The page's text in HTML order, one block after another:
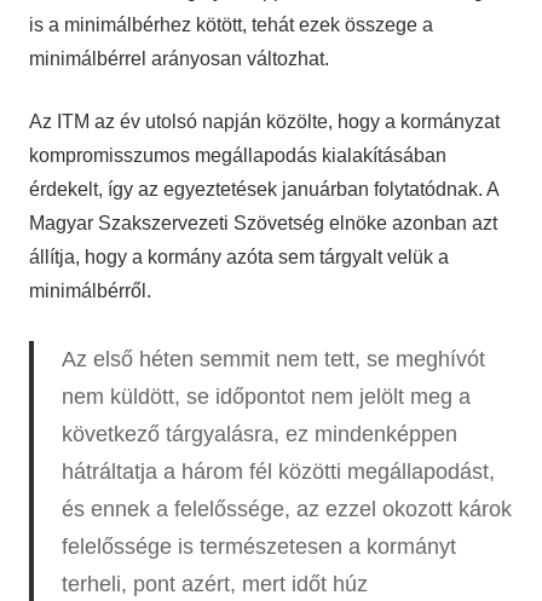
is a minimálbérhez kötött, tehát ezek összege a
minimálbérrel arányosan változhat.
Az ITM az év utolsó napján közölte, hogy a kormányzat
kompromisszumos megállapodás kialakításában
érdekelt, így az egyeztetések januárban folytatódnak. A
Magyar Szakszervezeti Szövetség elnöke azonban azt
állítja, hogy a kormány azóta sem tárgyalt velük a
minimálbérről.
Az első héten semmit nem tett, se meghívót
nem küldött, se időpontot nem jelölt meg a
következő tárgyalásra, ez mindenképpen
hátráltatja a három fél közötti megállapodást,
és ennek a felelőssége, az ezzel okozott károk
felelőssége is természetesen a kormányt
terheli, pont azért, mert időt húz